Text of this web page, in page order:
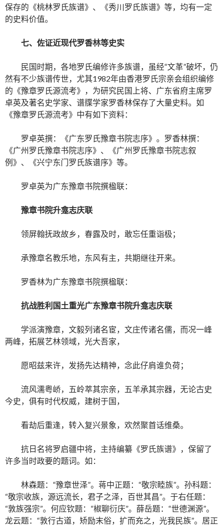
保存的《桃林罗氏族谱》、《秀川罗氏族谱》等，均有一定
的史料价值。
七、佐证近现代罗香林等史实
民国时期，各地罗氏编修许多族谱，虽经“文革”破坏，仍
然有不少族谱传世，尤其1982年由香港罗氏宗亲会组织编修
的《豫章罗氏源流考》，为研究民国上将、广东省府主席罗
卓英及著名史学家、谱牒学家罗香林保存了大量史料。如
《豫章罗氏源流考》中有如下资料：
罗卓英撰：《广东罗氏豫章书院志序》。罗香林撰：
《广州罗氏豫章书院志序》、《广州罗氏豫章书院志叙
例》、《兴宁东门罗氏族谱序》等。
罗卓英为广东豫章书院撰楹联：
豫章书院升龛志庆联
领屏翰抚政故乡，春露及时，敢忘任重诣极；
承豫章名教乐地，东风有主，共期继往开来。
罗香林为广东豫章书院撰楹联：
抗战胜利国土重光广东豫章书院升龛志庆联
学派演豫章，文毅列诸名宦，文庄传诸名儒，而况一峰
两峰，拓展艺林领域，光大吾家，
愿昭兹来许，发扬先达精神，念此仔肩谁负荷；
流风濡粤峤，五岭萃其宗亲，五羊承其宗器，无论古史
今史，俱有时代权威，建树于国，
看劫后重逢，转入复兴景象，欢然聚首话维桑。
抗日名将罗启疆中将，主持编纂《罗氏族谱》，保留了
许多当时政要的题词。如：
林森题：“豫章世泽”。蒋中正题：“敬宗睦族”。孙科题：
“敬宗收族，源远流长，君子之泽，百世其昌”。于右任题：
“敦族强宗”。何应钦题：“椒聊衍庆”。薛岳题：“世德渊源”。
龙云题：“敦行古道，矫励末俗，扩而充之，光我民族”。居正